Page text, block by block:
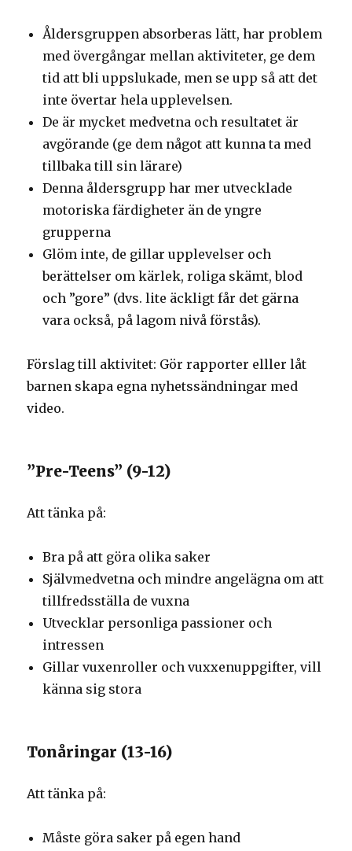
Åldersgruppen absorberas lätt, har problem
med övergångar mellan aktiviteter, ge dem
tid att bli uppslukade, men se upp så att det
inte övertar hela upplevelsen.
De är mycket medvetna och resultatet är
avgörande (ge dem något att kunna ta med
tillbaka till sin lärare)
Denna åldersgrupp har mer utvecklade
motoriska färdigheter än de yngre
grupperna
Glöm inte, de gillar upplevelser och
berättelser om kärlek, roliga skämt, blod
och ”gore” (dvs. lite äckligt får det gärna
vara också, på lagom nivå förstås).
Förslag till aktivitet: Gör rapporter elller låt
barnen skapa egna nyhetssändningar med
video.
”Pre-Teens” (9-12)
Att tänka på:
Bra på att göra olika saker
Självmedvetna och mindre angelägna om att
tillfredsställa de vuxna
Utvecklar personliga passioner och
intressen
Gillar vuxenroller och vuxxenuppgifter, vill
känna sig stora
Tonåringar (13-16)
Att tänka på:
Måste göra saker på egen hand